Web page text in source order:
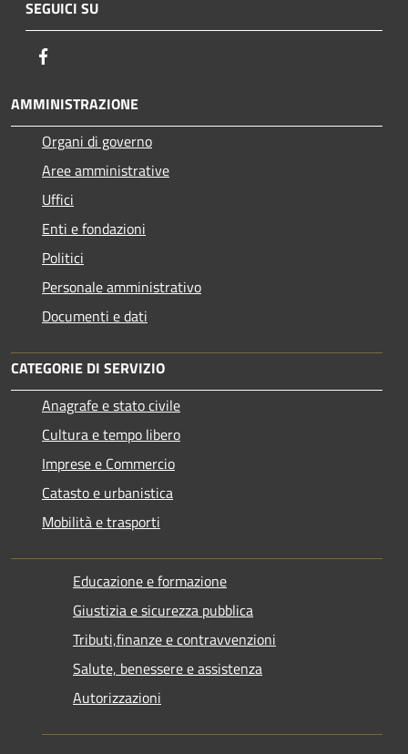
SEGUICI SU
AMMINISTRAZIONE
Organi di governo
Aree amministrative
Uffici
Enti e fondazioni
Politici
Personale amministrativo
Documenti e dati
CATEGORIE DI SERVIZIO
Anagrafe e stato civile
Cultura e tempo libero
Imprese e Commercio
Catasto e urbanistica
Mobilità e trasporti
Educazione e formazione
Giustizia e sicurezza pubblica
Tributi,finanze e contravvenzioni
Salute, benessere e assistenza
Autorizzazioni